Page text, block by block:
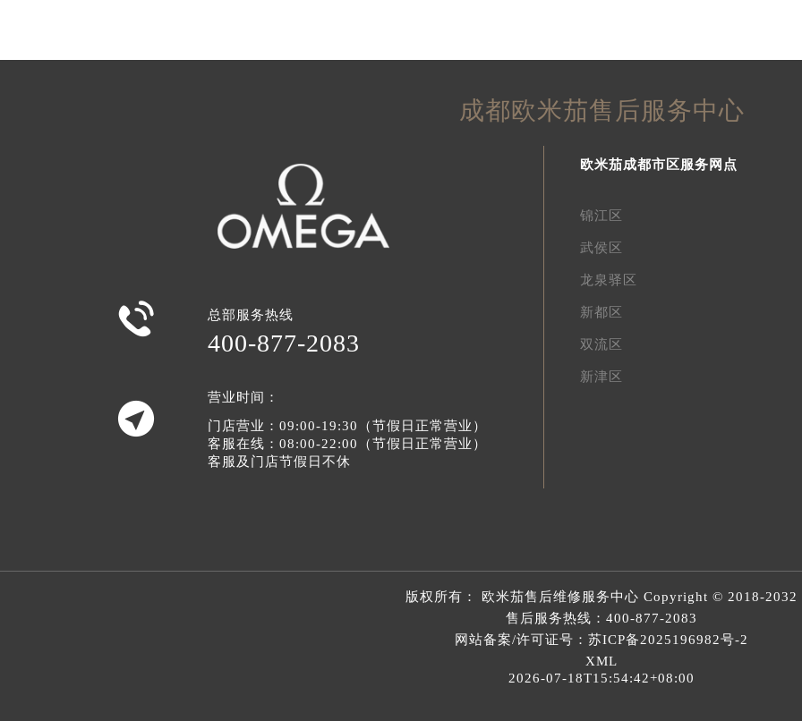
成都欧米茄售后服务中心
 总部服务热线
400-877-2083

营业时间：
门店营业：09:00-19:30（节假日正常营业）
客服在线：08:00-22:00（节假日正常营业）
客服及门店节假日不休
欧米茄成都市区服务网点
锦江区
武侯区
龙泉驿区
新都区
双流区
新津区
版权所有： 欧米茄售后维修服务中心 Copyright © 2018-2032
售后服务热线： 400-877-2083
网站备案/许可证号：苏ICP备2025196982号-2
XML
2026-07-18T15:54:42+08:00